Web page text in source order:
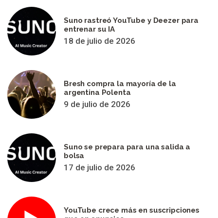
Suno rastreó YouTube y Deezer para
entrenar su IA
18 de julio de 2026
Bresh compra la mayoría de la
argentina Polenta
9 de julio de 2026
Suno se prepara para una salida a
bolsa
17 de julio de 2026
YouTube crece más en suscripciones